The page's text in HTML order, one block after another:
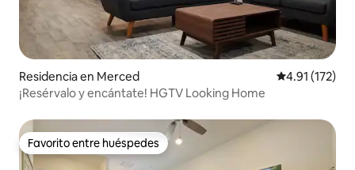
Residencia en Merced Calificación
4.91 (172)
¡Resérvalo y encántate! HGTV Looking Home
Favorito entre huéspedes
Favorito entre huéspedes